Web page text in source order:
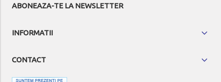
ABONEAZA-TE LA NEWSLETTER
INFORMATII
CONTACT